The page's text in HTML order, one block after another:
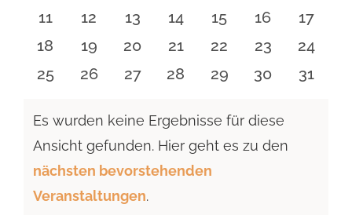
Veranstaltungen
Veranstaltungen
Veranstaltungen
Veranstaltungen
Veranstaltungen
0
Veranstaltungen
11
0
Veranstaltungen
12
0
Veranstaltungen
13
0
Veranstaltungen
14
0
Veranstaltungen
15
0
16
0
17
0
Veranstaltungen
18
0
Veranstaltungen
19
0
Veranstaltungen
20
0
Veranstaltungen
21
0
Veranstaltungen
22
0
23
0
24
0
25
0
26
0
27
0
28
0
29
0
30
0
31
Hinweis
Es wurden keine Ergebnisse für diese
Ansicht gefunden. Hier geht es zu den
nächsten bevorstehenden
Veranstaltungen.